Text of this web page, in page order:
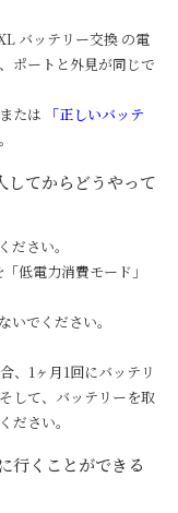
バッテリー交換 の電
ポートと外見が同じで
または
「正しいバッテ
してからどうやって
ださい。
低電力消費モード」
いでください。
、1ヶ月1回にバッテリ
して、バッテリーを取
ださい。
行くことができる